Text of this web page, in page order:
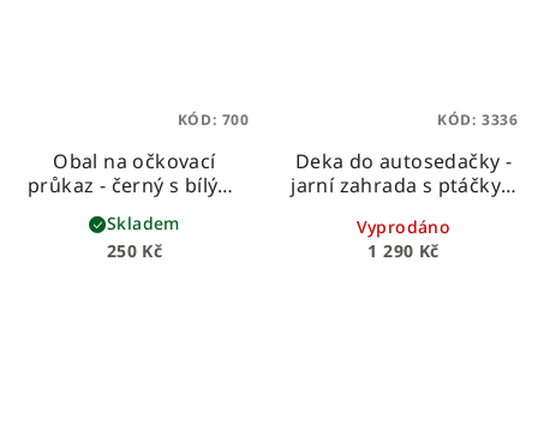
Obal na očkovací
průkaz - černý s bílými
250 Kč
Skladem
KÓD: 700
Deka do autosedačky -
jarní zahrada s ptáčky s
1 290 Kč
Vyprodáno
KÓD: 3336